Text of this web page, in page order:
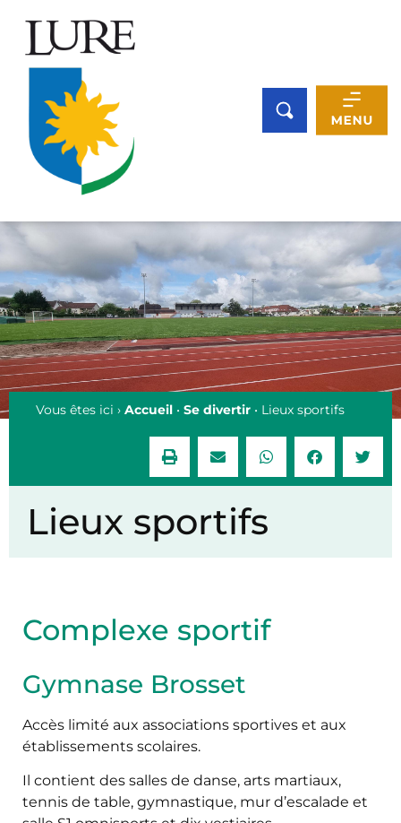
Vous êtes ici › Accueil • Se divertir • Lieux sportifs
Lieux sportifs
Complexe sportif
Gymnase Brosset
Accès limité aux associations sportives et aux
établissements scolaires.
Il contient des salles de danse, arts martiaux,
tennis de table, gymnastique, mur d’escalade et